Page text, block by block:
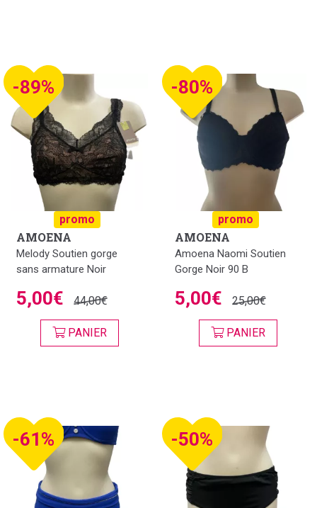
-89%
promo
AMOENA
Melody Soutien gorge
sans armature Noir
5,00€ 44,00€
PANIER
-80%
promo
AMOENA
Amoena Naomi Soutien
Gorge Noir 90 B
5,00€ 25,00€
PANIER
-61% -50%